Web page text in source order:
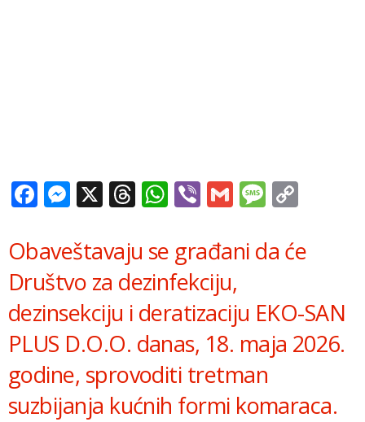
Facebook
Messenger
X Threads
WhatsApp
ViberGmail
Obaveštavaju se građani da će
Društvo za dezinfekciju,
dezinsekciju i deratizaciju EKO-SAN
PLUS D.O.O. danas, 18. maja 2026.
godine, sprovoditi tretman
suzbijanja kućnih formi komaraca.